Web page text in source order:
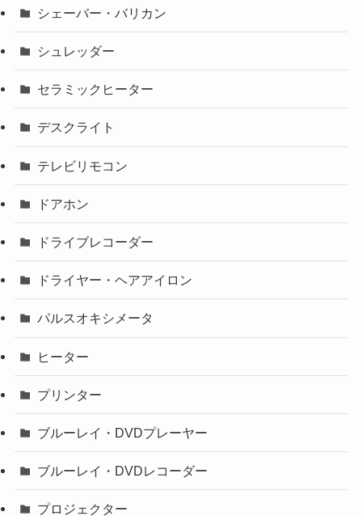
シェーバー・バリカン
シュレッダー
セラミックヒーター
デスクライト
テレビリモコン
ドアホン
ドライブレコーダー
ドライヤー・ヘアアイロン
パルスオキシメータ
ヒーター
プリンター
ブルーレイ・DVDプレーヤー
ブルーレイ・DVDレコーダー
プロジェクター